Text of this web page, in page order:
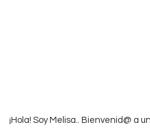
¡Hola! Soy Melisa.. Bienvenid@ a